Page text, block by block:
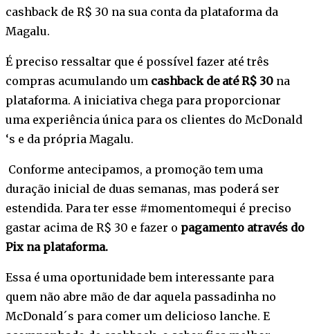
cashback de R$ 30 na sua conta da plataforma da
Magalu.
É preciso ressaltar que é possível fazer até três
compras acumulando um cashback de até R$ 30 na
plataforma. A iniciativa chega para proporcionar
uma experiência única para os clientes do McDonald
‘s e da própria Magalu.
Conforme antecipamos, a promoção tem uma
duração inicial de duas semanas, mas poderá ser
estendida. Para ter esse #momentomequi é preciso
gastar acima de R$ 30 e fazer o pagamento através do
Pix na plataforma.
Essa é uma oportunidade bem interessante para
quem não abre mão de dar aquela passadinha no
McDonald´s para comer um delicioso lanche. E